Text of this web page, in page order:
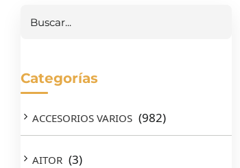
Categorías
ACCESORIOS VARIOS (982)
AITOR (3)